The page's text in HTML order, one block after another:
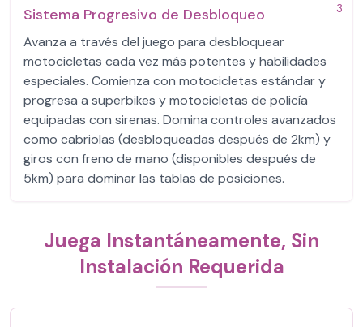
3
Sistema Progresivo de Desbloqueo
Avanza a través del juego para desbloquear
motocicletas cada vez más potentes y habilidades
especiales. Comienza con motocicletas estándar y
progresa a superbikes y motocicletas de policía
equipadas con sirenas. Domina controles avanzados
como cabriolas (desbloqueadas después de 2km) y
giros con freno de mano (disponibles después de
5km) para dominar las tablas de posiciones.
Juega Instantáneamente, Sin
Instalación Requerida